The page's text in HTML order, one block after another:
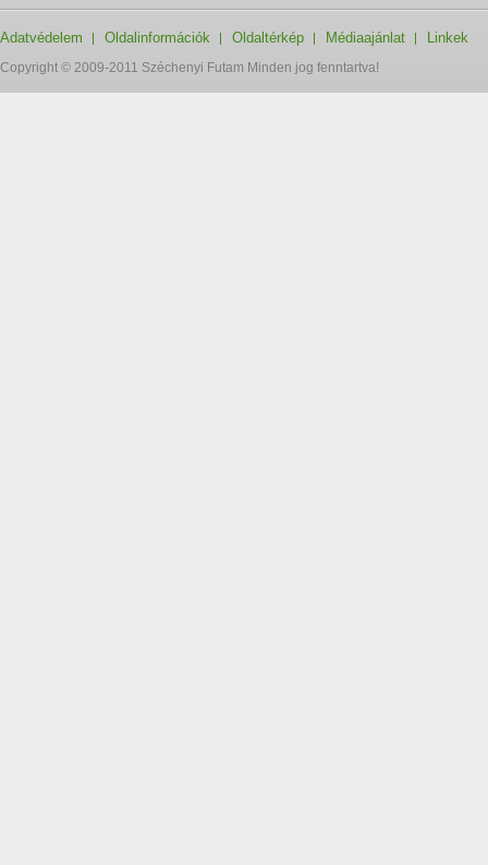
Adatvédelem Oldalinformációk Oldaltérkép Médiaajánlat Linkek
Copyright © 2009-2011 Széchenyi Futam Minden jog fenntartva!